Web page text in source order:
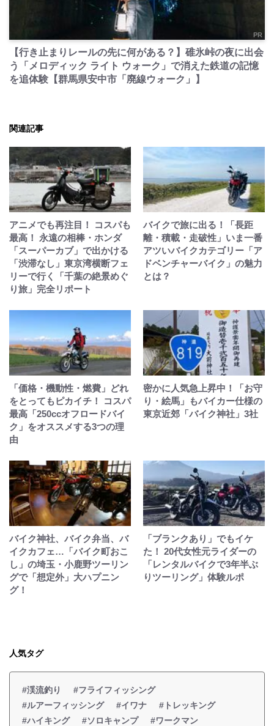
PR
【行き止まりレールの先に何がある？】碓氷峠の夜に出会
う「メロディック ライト ウォーク」で消えた鉄道の記憶
を追体験【群馬県安中市「廃線ウォーク」】
関連記事
アニメでも再注目！ コスパも
最高！ 永遠の相棒・ホンダ
「スーパーカブ」で出かける
「渋滞なし」東京湾横断フェ
リーで行く「千葉の絶景めぐ
り旅」完全リポート
バイクで旅に出る！「長距
離・積載・走破性」いま一番
アツいバイクカテゴリー「ア
ドベンチャーバイク」の魅力
とは？
「価格・機動性・燃費」どれ
をとってもピカイチ！ コスパ
最高「250ccオフロードバイ
ク」をオススメする3つの理
由
密かに人気急上昇中！「お守
り・絵馬」もバイカー仕様の
東京近郊「バイク神社」3社
バイク神社、バイク弁当、バ
イクカフェ…「バイク町おこ
し」の埼玉・小鹿野ツーリン
グで「想定外」大ハプニン
グ！
「ブランクあり」でもイケ
た！ 20代女性元ライダーの
「レンタルバイクで3年半ぶ
りツーリング」体験ルポ
人気タグ
#渓流釣り
#フライフィッシング
#ルアーフィッシング
#イワナ
#トレッキング
#ハイキング
#ソロキャンプ
#ワークマン